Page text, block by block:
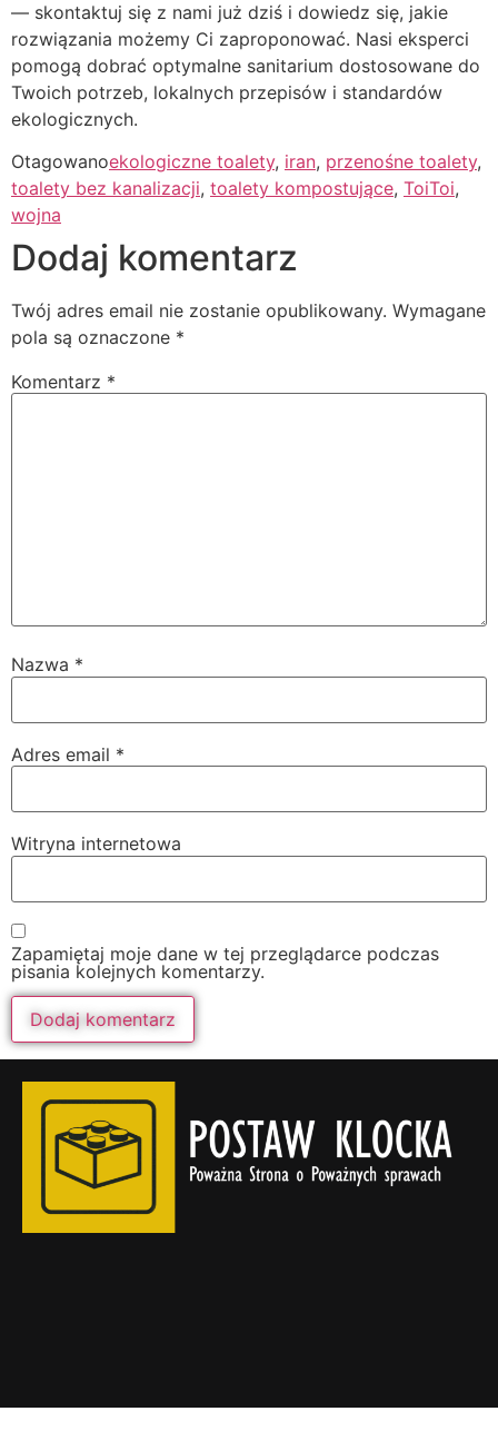
— skontaktuj się z nami już dziś i dowiedz się, jakie
rozwiązania możemy Ci zaproponować. Nasi eksperci
pomogą dobrać optymalne sanitarium dostosowane do
Twoich potrzeb, lokalnych przepisów i standardów
ekologicznych.
Otagowanoekologiczne toalety, iran, przenośne toalety,
toalety bez kanalizacji, toalety kompostujące, ToiToi,
wojna
Dodaj komentarz
Twój adres email nie zostanie opublikowany. Wymagane
pola są oznaczone *
Komentarz *
Nazwa *
Adres email *
Witryna internetowa
Zapamiętaj moje dane w tej przeglądarce podczas
pisania kolejnych komentarzy.